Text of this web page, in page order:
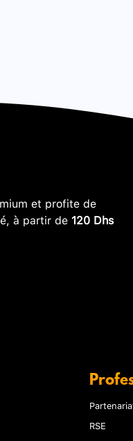
et profite de
à partir de 120 Dhs
RSE